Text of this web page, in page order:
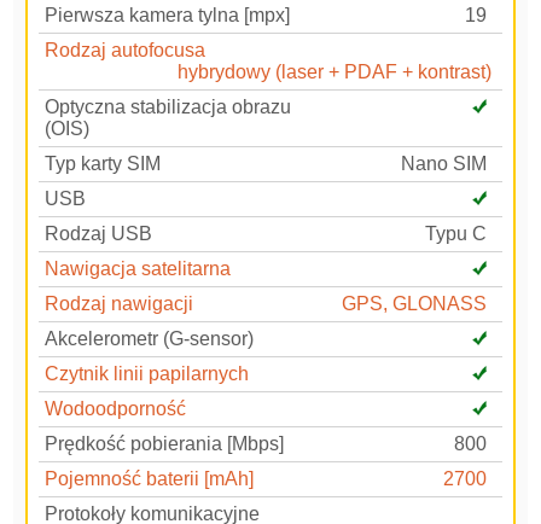
Pierwsza kamera tylna [mpx]
19
Rodzaj autofocusa
hybrydowy (laser + PDAF + kontrast)
Optyczna stabilizacja obrazu
(OIS)
Typ karty SIM
Nano SIM
USB
Rodzaj USB
Typu C
Nawigacja satelitarna
Rodzaj nawigacji
GPS, GLONASS
Akcelerometr (G-sensor)
Czytnik linii papilarnych
Wodoodporność
Prędkość pobierania [Mbps]
800
Pojemność baterii [mAh]
2700
Protokoły komunikacyjne